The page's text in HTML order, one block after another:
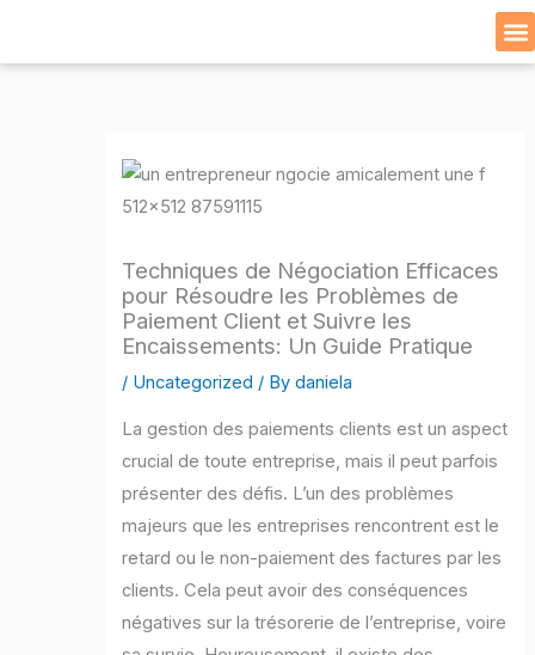
Techniques de Négociation Efficaces
pour Résoudre les Problèmes de
Paiement Client et Suivre les
Encaissements: Un Guide Pratique
/ Uncategorized / Bydaniela
La gestion des paiements clients est un aspect
crucial de toute entreprise, mais il peut parfois
présenter des défis. L’un des problèmes
majeurs que les entreprises rencontrent est le
retard ou le non-paiement des factures par les
clients. Cela peut avoir des conséquences
négatives sur la trésorerie de l’entreprise, voire